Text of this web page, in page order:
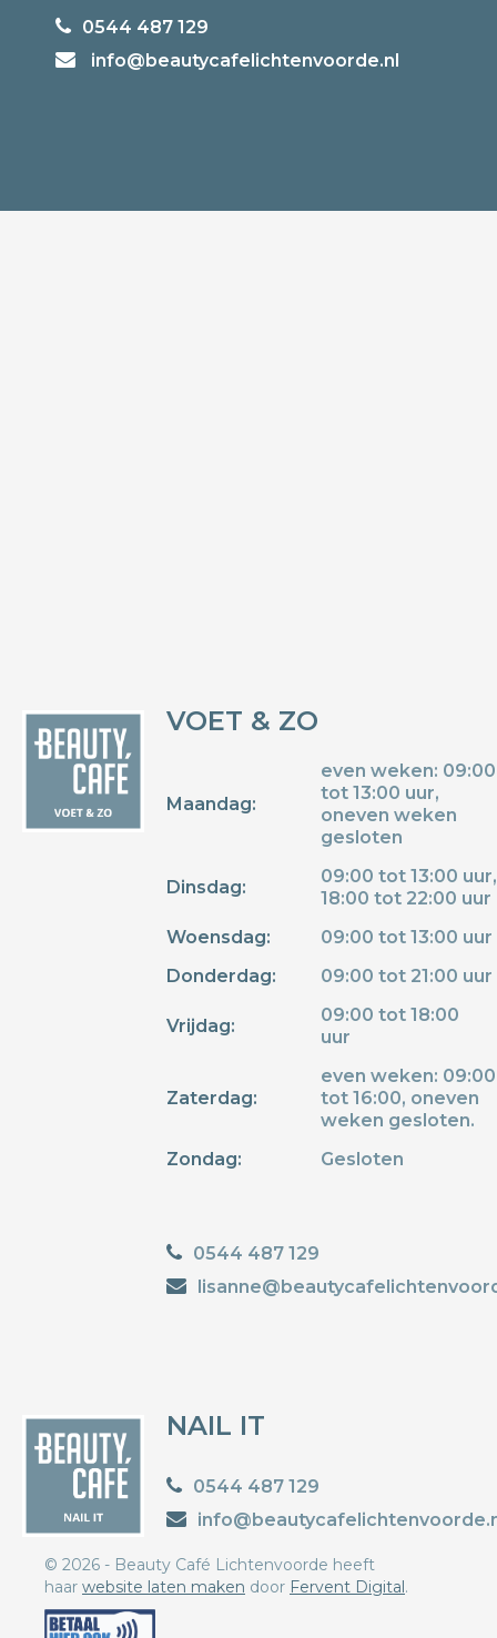
0544 487 129
info@beautycafelichtenvoorde.nl‌
VOET & ZO
Maandag:
even weken: 09:00
tot 13:00 uur,
oneven weken
gesloten
Dinsdag:
09:00 tot 13:00 uur,
18:00 tot 22:00 uur
Woensdag:
09:00 tot 13:00 uur
Donderdag:
09:00 tot 21:00 uur
Vrijdag:
09:00 tot 18:00
uur
Zaterdag:
even weken: 09:00
tot 16:00, oneven
weken gesloten.
Zondag:
Gesloten
0544 487 129
NAIL IT
0544 487 129
© 2026 - Beauty Café Lichtenvoorde heeft
haar website laten maken door Fervent Digital.